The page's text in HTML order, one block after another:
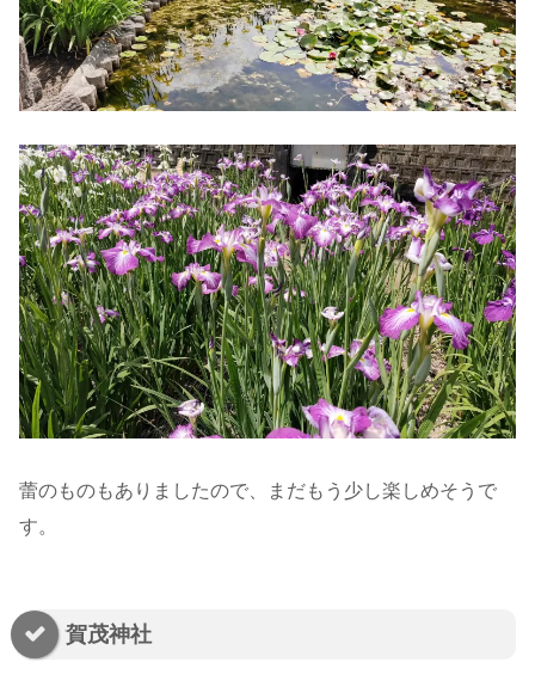
蕾のものもありましたので、まだもう少し楽しめそうで
す。
賀茂神社